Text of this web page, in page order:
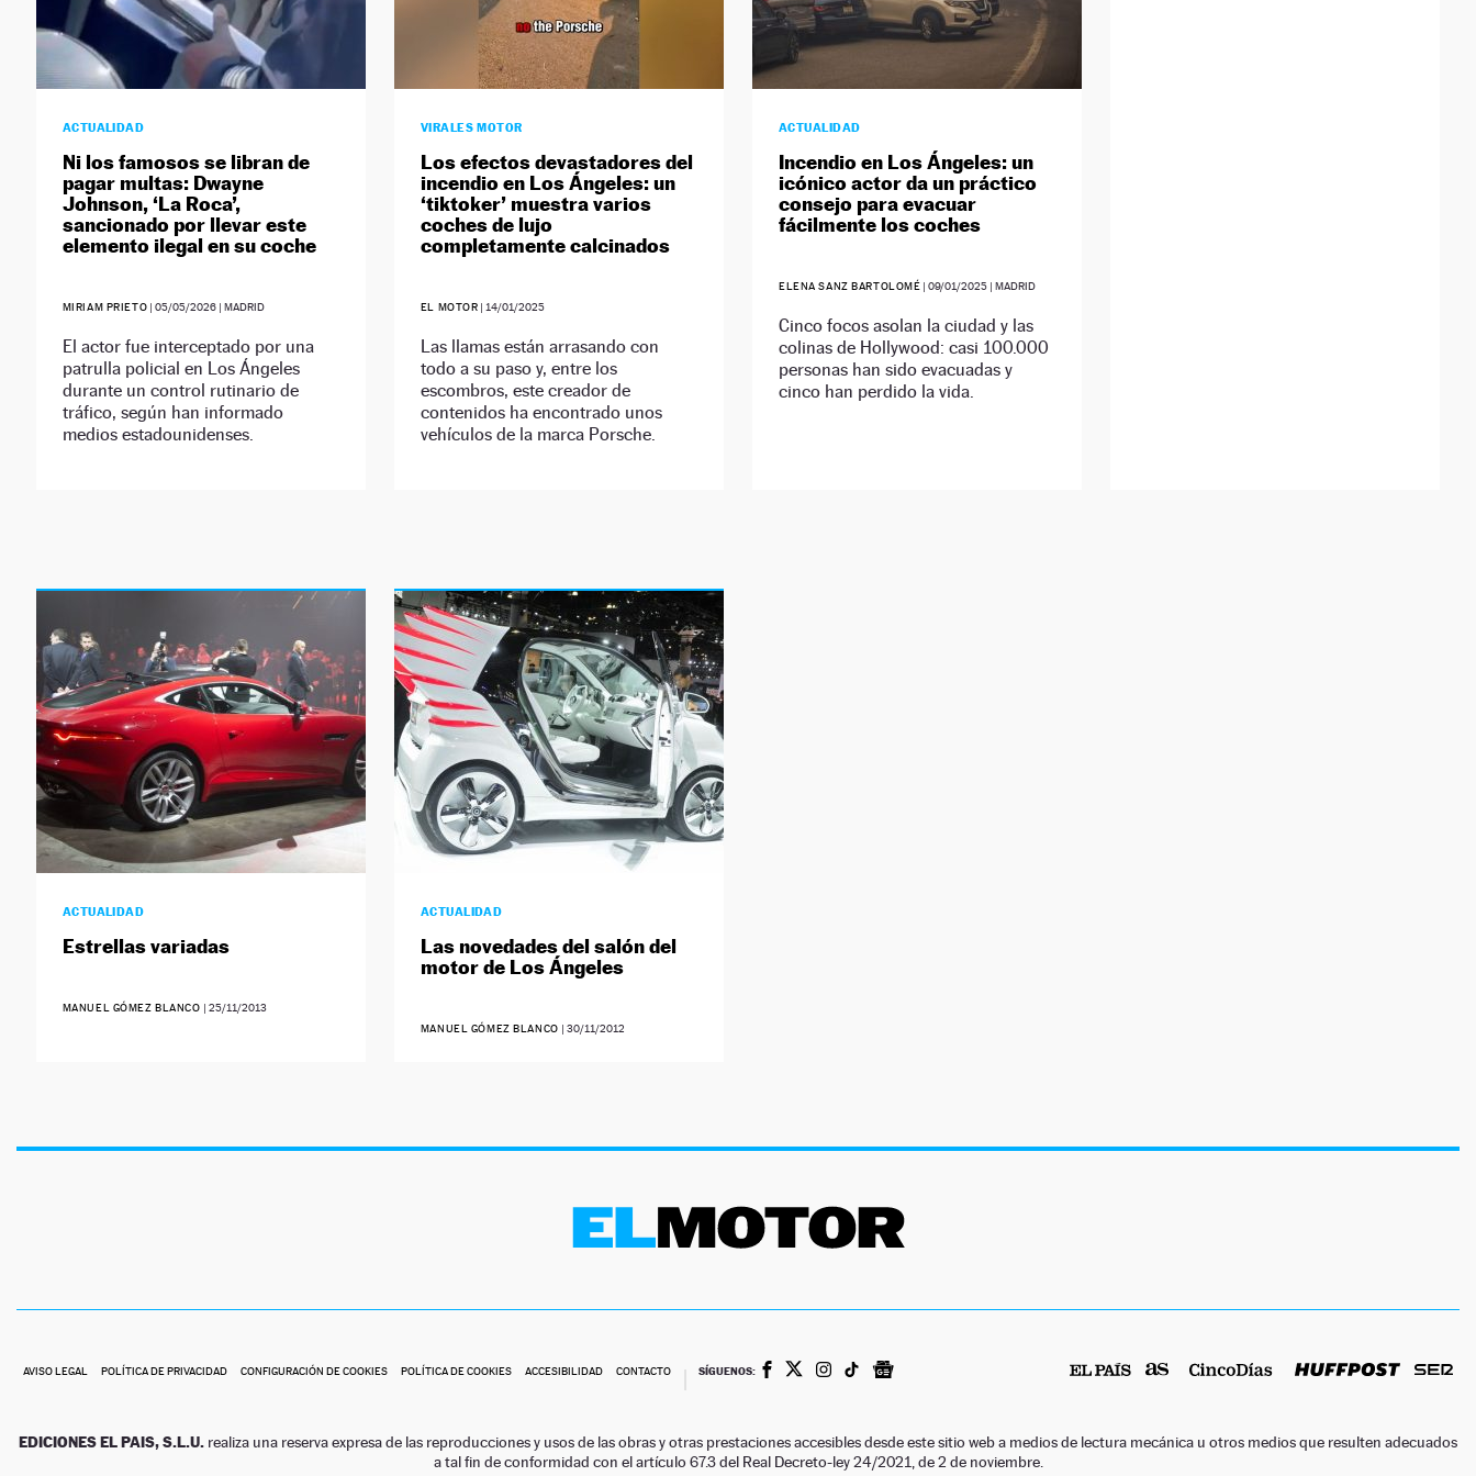
ACTUALIDAD
Ni los famosos se libran de
pagar multas: Dwayne
Johnson, ‘La Roca’,
sancionado por llevar este
elemento ilegal en su coche
MIRIAM PRIETO |05/05/2026 | MADRID
El actor fue interceptado por una
patrulla policial en Los Ángeles
durante un control rutinario de
tráfico, según han informado
medios estadounidenses.
VIRALES MOTOR
Los efectos devastadores del
incendio en Los Ángeles: un
‘tiktoker’ muestra varios
coches de lujo
completamente calcinados
EL MOTOR | 14/01/2025
Las llamas están arrasando con
todo a su paso y, entre los
escombros, este creador de
contenidos ha encontrado unos
vehículos de la marca Porsche.
ACTUALIDAD
Incendio en Los Ángeles: un
icónico actor da un práctico
consejo para evacuar
fácilmente los coches
ELENA SANZ BARTOLOMÉ |09/01/2025 | MADRID
Cinco focos asolan la ciudad y las
colinas de Hollywood: casi 100.000
personas han sido evacuadas y
cinco han perdido la vida.
ACTUALIDAD
Estrellas variadas
MANUEL GÓMEZ BLANCO | 25/11/2013
ACTUALIDAD
Las novedades del salón del
motor de Los Ángeles
MANUEL GÓMEZ BLANCO | 30/11/2012
AVISO LEGAL POLÍTICA DE PRIVACIDAD CONFIGURACIÓN DE COOKIES POLÍTICA DE COOKIES ACCESIBILIDAD CONTACTO SÍGUENOS:
EDICIONES EL PAIS, S.L.U. realiza una reserva expresa de las reproducciones y usos de las obras y otras prestaciones accesibles desde este sitio web a medios de lectura mecánica u otros medios que resulten adecuados
a tal fin de conformidad con el artículo 67.3 del Real Decreto-ley 24/2021, de 2 de noviembre.